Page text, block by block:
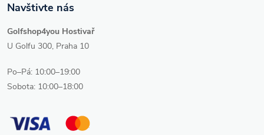
Navštivte nás
Golfshop4you Hostivař
U Golfu 300, Praha 10
Po–Pá: 10:00–19:00
Sobota: 10:00–18:00